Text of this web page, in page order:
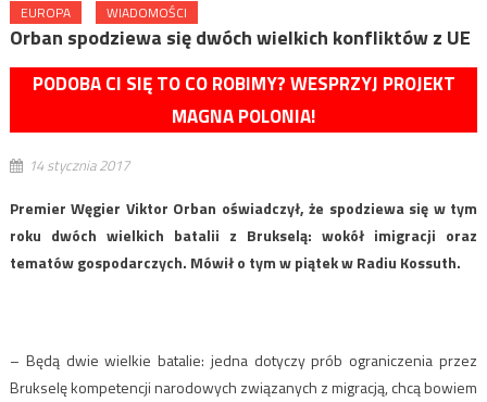
EUROPA WIADOMOŚCI
Orban spodziewa się dwóch wielkich konfliktów z UE
PODOBA CI SIĘ TO CO ROBIMY? WESPRZYJ PROJEKT
MAGNA POLONIA!
14 stycznia 2017
Premier Węgier Viktor Orban oświadczył, że spodziewa się w tym
roku dwóch wielkich batalii z Brukselą: wokół imigracji oraz
tematów gospodarczych. Mówił o tym w piątek w Radiu Kossuth.
– Będą dwie wielkie batalie: jedna dotyczy prób ograniczenia przez
Brukselę kompetencji narodowych związanych z migracją, chcą bowiem